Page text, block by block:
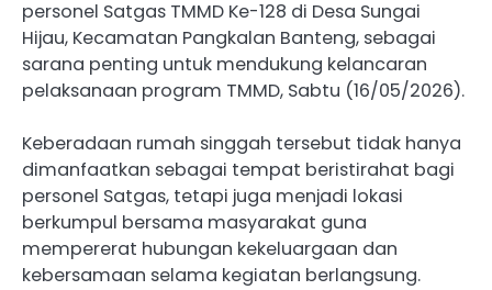
personel Satgas TMMD Ke-128 di Desa Sungai
Hijau, Kecamatan Pangkalan Banteng, sebagai
sarana penting untuk mendukung kelancaran
pelaksanaan program TMMD, Sabtu (16/05/2026).
Keberadaan rumah singgah tersebut tidak hanya
dimanfaatkan sebagai tempat beristirahat bagi
personel Satgas, tetapi juga menjadi lokasi
berkumpul bersama masyarakat guna
mempererat hubungan kekeluargaan dan
kebersamaan selama kegiatan berlangsung.